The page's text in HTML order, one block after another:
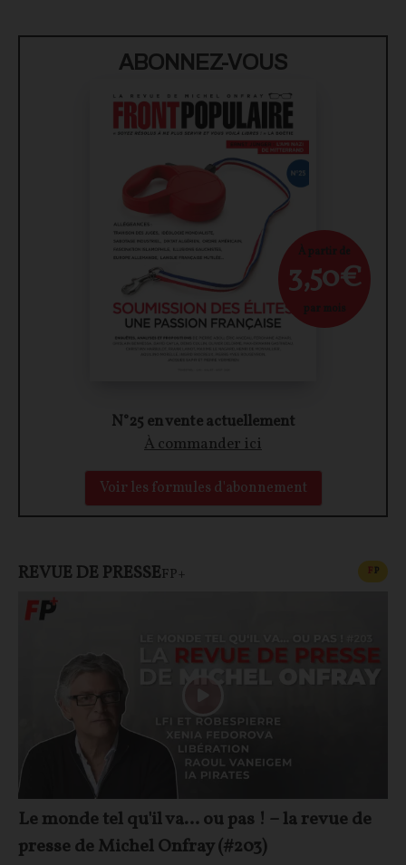
ABONNEZ-VOUS
N°25 en vente actuellement
À commander ici
Voir les formules d'abonnement
À partir de
3,50€
par mois
REVUE DE PRESSEFP+ FP
Le monde tel qu'il va… ou pas ! – la revue de
presse de Michel Onfray (#203)